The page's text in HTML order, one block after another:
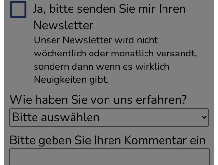
Ja, bitte senden Sie mir Ihren
Newsletter
Unser Newsletter wird nicht
wöchentlich oder monatlich versandt,
sondern dann wenn es wirklich
Neuigkeiten gibt.
Wie haben Sie von uns erfahren?
Bitte geben Sie Ihren Kommentar ein